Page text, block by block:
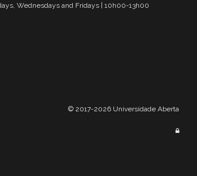
Wednesdays and Fridays | 10h00-13h00
© 2017-2026 Universidade Aberta